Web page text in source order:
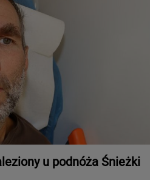
u podnóża Śnieżki